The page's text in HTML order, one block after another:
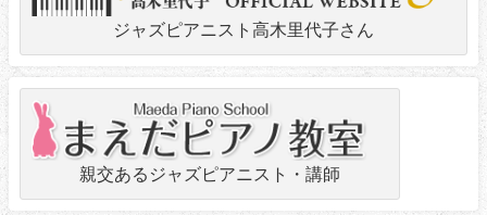
ジャズピアニスト高木里代子さん
親交あるジャズピアニスト・講師